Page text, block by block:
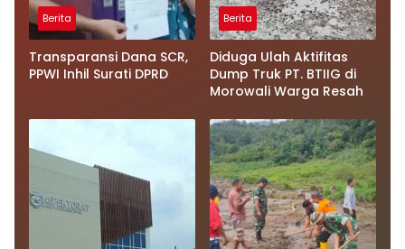
Berita
Transparansi Dana SCR,
PPWI Inhil Surati DPRD
Berita
Diduga Ulah Aktifitas
Dump Truk PT. BTIIG di
Morowali Warga Resah